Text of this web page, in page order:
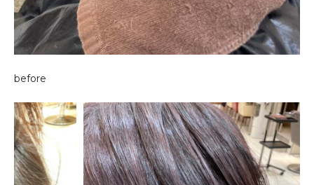
before